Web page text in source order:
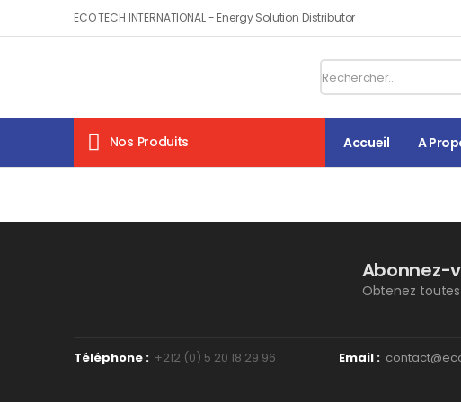
ECO TECH INTERNATIONAL - Energy Solution Distributor
Nos Produits Accueil A
Abonnez-
Obtenez
Téléphone : +212 (0) 5 20 18 29 96‬ Email :